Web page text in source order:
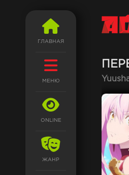
ГЛАВНАЯ
МЕНЮ
ONLINE
ЖАНР